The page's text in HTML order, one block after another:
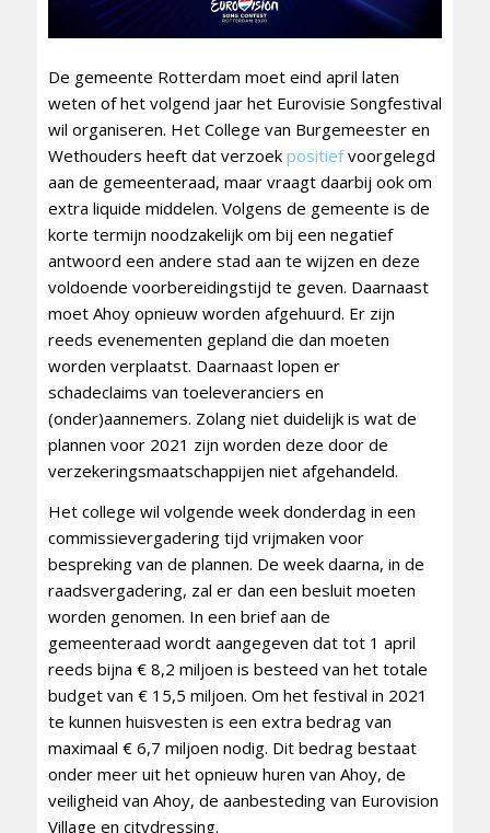
De gemeente Rotterdam moet eind april laten
weten of het volgend jaar het Eurovisie Songfestival
wil organiseren. Het College van Burgemeester en
Wethouders heeft dat verzoek positiefvoorgelegd
aan de gemeenteraad, maar vraagt daarbij ook om
extra liquide middelen. Volgens de gemeente is de
korte termijn noodzakelijk om bij een negatief
antwoord een andere stad aan te wijzen en deze
voldoende voorbereidingstijd te geven. Daarnaast
moet Ahoy opnieuw worden afgehuurd. Er zijn
reeds evenementen gepland die dan moeten
worden verplaatst. Daarnaast lopen er
schadeclaims van toeleveranciers en
(onder)aannemers. Zolang niet duidelijk is wat de
plannen voor 2021 zijn worden deze door de
verzekeringsmaatschappijen niet afgehandeld.
Het college wil volgende week donderdag in een
commissievergadering tijd vrijmaken voor
bespreking van de plannen. De week daarna, in de
raadsvergadering, zal er dan een besluit moeten
worden genomen. In een brief aan de
gemeenteraad wordt aangegeven dat tot 1 april
reeds bijna € 8,2 miljoen is besteed van het totale
budget van € 15,5 miljoen. Om het festival in 2021
te kunnen huisvesten is een extra bedrag van
maximaal € 6,7 miljoen nodig. Dit bedrag bestaat
onder meer uit het opnieuw huren van Ahoy, de
veiligheid van Ahoy, de aanbesteding van Eurovision
Village en citydressing.